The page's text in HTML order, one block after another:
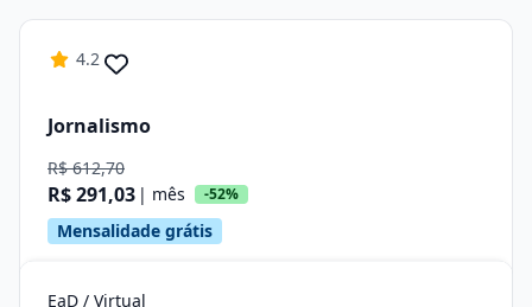
4.2
Jornalismo
R$ 612,70
R$ 291,03 | mês -52%
Mensalidade grátis
EaD / Virtual